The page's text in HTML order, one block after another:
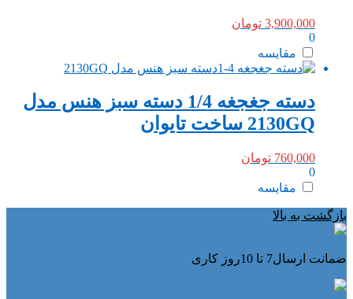
3,900,000 تومان
0
مقایسه
دسته جغجغه 1/4 دسته سبز هنس مدل
2130GQ ساخت تایوان
760,000 تومان
0
مقایسه
بازگشت به بالا
ضمانت ارسال7 تا 10روز کاری